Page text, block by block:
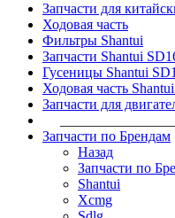
Запчасти для
Ходовая часть
Фильтры Shantui
Запчасти Shantui
Гусеницы Shantui
Ходовая часть
Запчасти для
Запчасти по Брендам
Назад
Запчасти по
Shantui
Xcmg